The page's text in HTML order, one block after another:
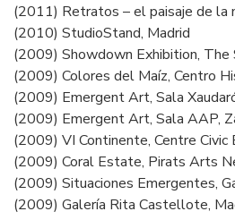
(2011) Retratos – el paisaje de la
(2010) StudioStand, Madrid
(2009) Showdown Exhibition, The
(2009) Colores del Maíz, Centro
(2009) Emergent Art, Sala
(2009) Emergent Art, Sala AAP,
(2009) VI Continente, Centre Civic
(2009) Coral Estate, Pirats Arts
(2009) Situaciones Emergentes,
(2009) Galería Rita Castellote,